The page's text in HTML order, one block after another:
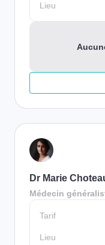
Lieu
Dr Marie
Médecin
Tarif
Lieu